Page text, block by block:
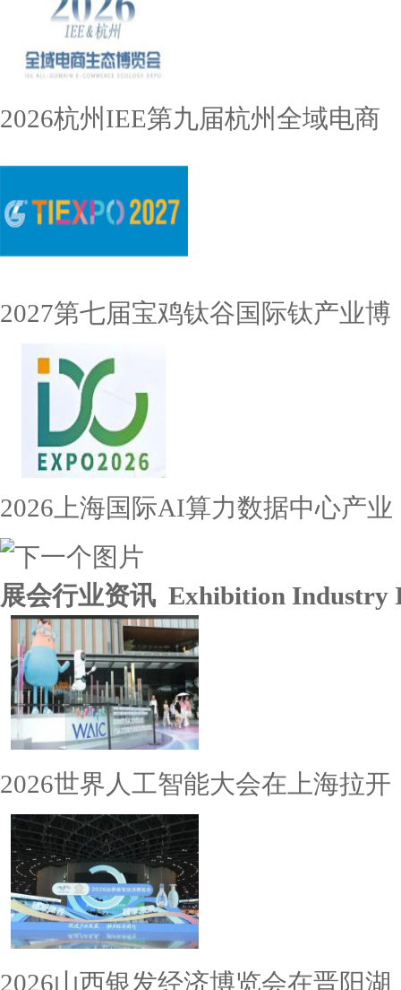
2026杭州IEE第九届杭州全域电商
2027第七届宝鸡钛谷国际钛产业博
2026上海国际AI算力数据中心产业
展会行业资讯 Exhibition Industry
2026世界人工智能大会在上海拉开
2026山西银发经济博览会在晋阳湖